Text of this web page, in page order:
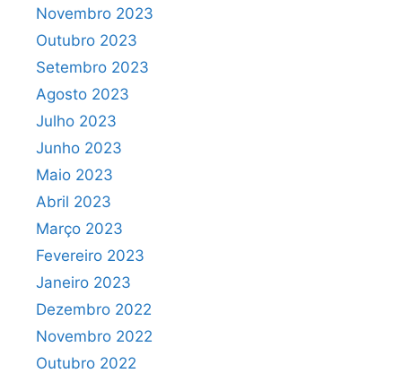
Novembro 2023
Outubro 2023
Setembro 2023
Agosto 2023
Julho 2023
Junho 2023
Maio 2023
Abril 2023
Março 2023
Fevereiro 2023
Janeiro 2023
Dezembro 2022
Novembro 2022
Outubro 2022